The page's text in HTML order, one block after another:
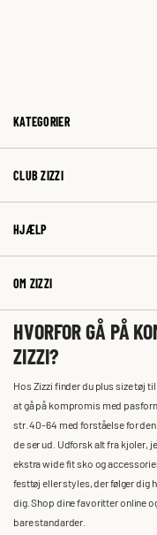
KATEGORIER
CLUB ZIZZI
HJÆLP
OM ZIZZI
HVORFOR GÅ PÅ
ZIZZI?
Hos Zizzi finder du plus size tøj
at gå på kompromis med
str. 40-64 med forståelse for
de ser ud. Udforsk alt fra kjoler,
ekstra wide fit sko og
festtøj eller styles, der følger dig
dig. Shop dine favoritter online
bare standarder.